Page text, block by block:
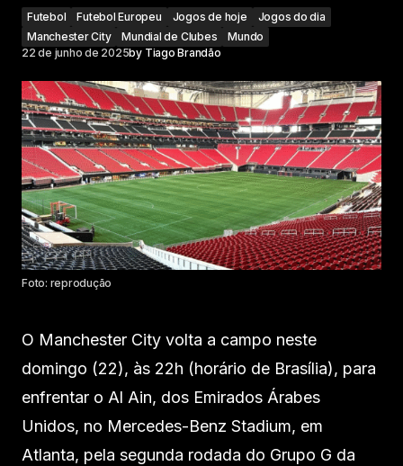
Futebol Futebol Europeu Jogos de hoje
Jogos do dia
Manchester City
Mundial de Clubes
Mundo
22 de junho de 2025by Tiago Brandão
Foto: reprodução
O Manchester City volta a campo neste
domingo (22), às 22h (horário de Brasília), para
enfrentar o Al Ain, dos Emirados Árabes
Unidos, no Mercedes-Benz Stadium, em
Atlanta, pela segunda rodada do Grupo G da